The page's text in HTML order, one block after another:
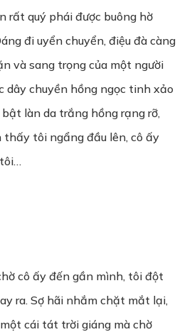
rất quý phái được buông hờ
đi uyển chuyển, điệu đà càng
và sang trọng của một người
dây chuyền hồng ngọc tinh xảo
làn da trắng hồng rạng rỡ,
tôi ngẩng đầu lên, cô ấy
cô ấy đến gần mình, tôi đột
ra. Sợ hãi nhắm chặt mắt lại,
cái tát trời giáng mà chờ